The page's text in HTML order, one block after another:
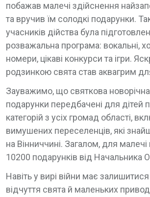
побажав малечі здійснення
та вручив їм солодкі подарунки.
учасників дійства була
розважальна програма: вокальні,
номери, цікаві конкурси та ігри.
родзинкою свята став аквагрим
Зауважимо, що святкова
подарунки передбачені для дітей
категорій з усіх громад області,
вимушених переселенців, які
на Вінниччині. Загалом, для малечі
10200 подарунків від Начальника
Навіть у вирі війни має
відчуття свята й маленьких